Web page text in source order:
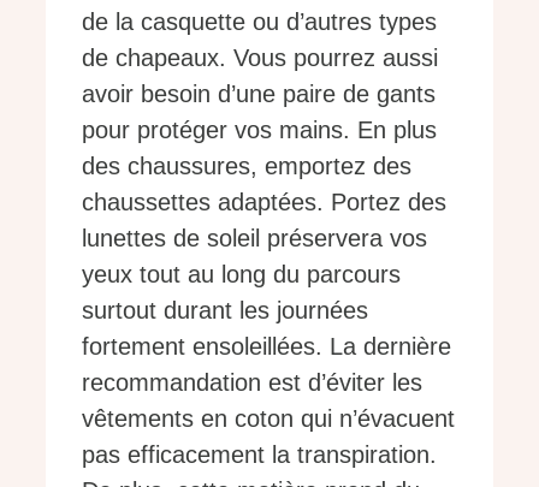
de la casquette ou d’autres types
de chapeaux. Vous pourrez aussi
avoir besoin d’une paire de gants
pour protéger vos mains. En plus
des chaussures, emportez des
chaussettes adaptées. Portez des
lunettes de soleil préservera vos
yeux tout au long du parcours
surtout durant les journées
fortement ensoleillées. La dernière
recommandation est d’éviter les
vêtements en coton qui n’évacuent
pas efficacement la transpiration.